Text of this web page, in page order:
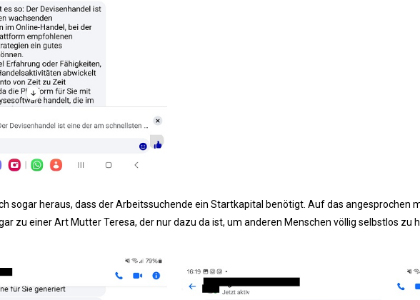
sogar heraus, dass der Arbeitssuchende ein Startkapital benötigt. Auf das angesprochen
zu einer Art Mutter Teresa, der nur dazu da ist, um anderen Menschen völlig selbstlos zu